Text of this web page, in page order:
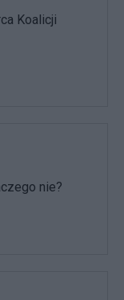
Koalicji
nie?